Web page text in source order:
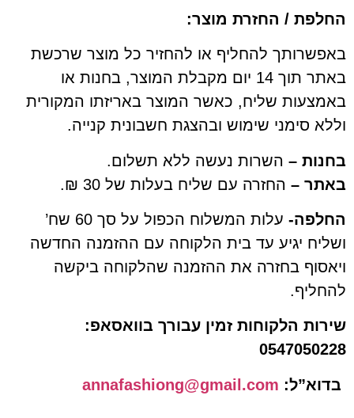
/ החזרת מוצר:
להחליף או להחזיר כל מוצר שרכשת
באתר תוך 14 יום מקבלת המוצר, בחנות או
שליח, כאשר המוצר באריזתו המקורית
סימני שימוש ובהצגת חשבונית קנייה.
–השרות נעשה ללא תשלום.
–החזרה עם שליח בעלות של 30 ₪.
עלות המשלוח הכפול על סך 60 שח’
יגיע עד בית הלקוחה עם ההזמנה החדשה
בחזרה את ההזמנה שהלקוחה ביקשה
הלקוחות זמין עבורך בוואסאפ:
annafashiong@gmail.com